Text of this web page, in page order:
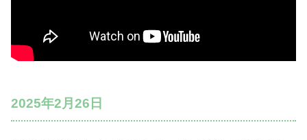
2025年2月26日